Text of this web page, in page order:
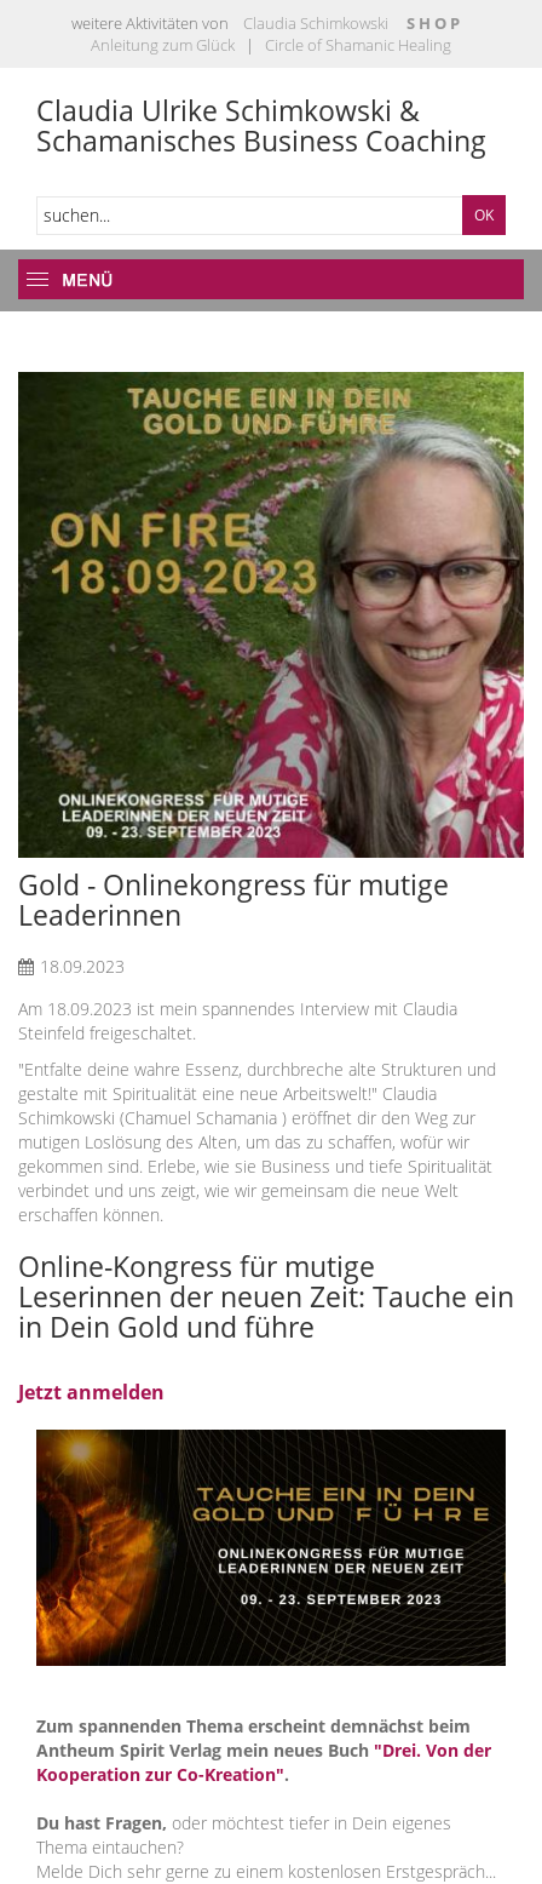
weitere Aktivitäten von Claudia Schimkowski
S H O P
Anleitung zum Glück | Circle of Shamanic Healing
Claudia Ulrike Schimkowski &
Schamanisches Business Coaching
Gold - Onlinekongress für mutige
Leaderinnen
18.09.2023
Am 18.09.2023 ist mein spannendes Interview mit Claudia
Steinfeld freigeschaltet.
"Entfalte deine wahre Essenz, durchbreche alte Strukturen und
gestalte mit Spiritualität eine neue Arbeitswelt!" Claudia
Schimkowski (Chamuel Schamania ) eröffnet dir den Weg zur
mutigen Loslösung des Alten, um das zu schaffen, wofür wir
gekommen sind. Erlebe, wie sie Business und tiefe Spiritualität
verbindet und uns zeigt, wie wir gemeinsam die neue Welt
erschaffen können.
Online-Kongress für mutige
Leserinnen der neuen Zeit: Tauche ein
in Dein Gold und führe
Jetzt anmelden
Zum spannenden Thema erscheint demnächst beim
Antheum Spirit Verlag mein neues Buch "Drei. Von der
Kooperation zur Co-Kreation".
Du hast Fragen, oder möchtest tiefer in Dein eigenes
Thema eintauchen?
Melde Dich sehr gerne zu einem kostenlosen Erstgespräch...